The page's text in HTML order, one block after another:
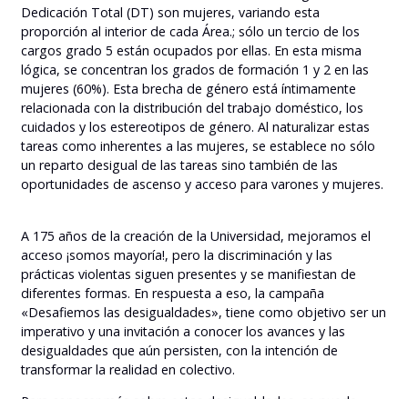
Dedicación Total (DT) son mujeres, variando esta
proporción al interior de cada Área.; sólo un tercio de los
cargos grado 5 están ocupados por ellas. En esta misma
lógica, se concentran los grados de formación 1 y 2 en las
mujeres (60%). Esta brecha de género está íntimamente
relacionada con la distribución del trabajo doméstico, los
cuidados y los estereotipos de género. Al naturalizar estas
tareas como inherentes a las mujeres, se establece no sólo
un reparto desigual de las tareas sino también de las
oportunidades de ascenso y acceso para varones y mujeres.
A 175 años de la creación de la Universidad, mejoramos el
acceso ¡somos mayoría!, pero la discriminación y las
prácticas violentas siguen presentes y se manifiestan de
diferentes formas. En respuesta a eso, la campaña
«Desafiemos las desigualdades», tiene como objetivo ser un
imperativo y una invitación a conocer los avances y las
desigualdades que aún persisten, con la intención de
transformar la realidad en colectivo.